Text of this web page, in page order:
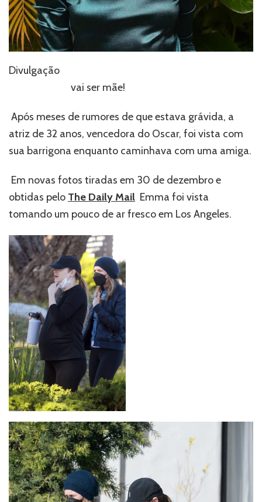
Divulgação
vai ser mãe!
Após meses de rumores de que estava grávida, a
atriz de 32 anos, vencedora do Oscar, foi vista com
sua barrigona enquanto caminhava com uma amiga.
Em novas fotos tiradas em 30 de dezembro e
obtidas pelo The Daily Mail Emma foi vista
tomando um pouco de ar fresco em Los Angeles.